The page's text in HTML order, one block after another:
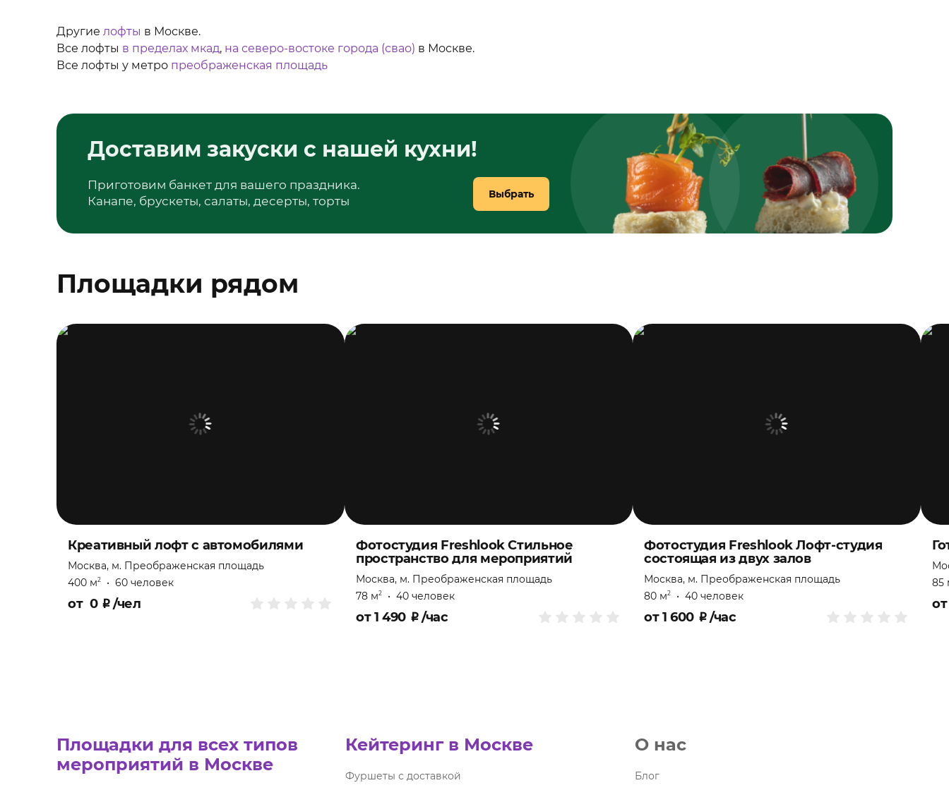
Другие лофты в Москве.
Все лофты в пределах мкад, на северо-востоке города (свао) в Москве.
Все лофты у метро преображенская площадь
Доставим закуски с нашей кухни!
Приготовим банкет для вашего праздника.
Канапе, брускеты, салаты, десерты, торты
Выбрать
Площадки рядом
Креативный лофт с автомобилями
Москва, м. Преображенская площадь
400 м2 • 60 человек
от 0 ₽/чел
Фотостудия Freshlook Стильное
пространство для мероприятий
Москва, м. Преображенская площадь
78 м2 • 40 человек
от1 490 ₽ /час
Фотостудия Freshlook Лофт-студия
состоящая из двух залов
Москва, м. Преображенская площадь
80 м2 • 40 человек
от1 600 ₽ /час
85
Площадки для всех типов
мероприятий в Москве
Кейтеринг в Москве
Фуршеты с доставкой
О нас
Блог